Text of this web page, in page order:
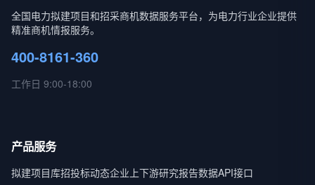
全国电力拟建项目和招采商机数据服务平台，为电力行业企业提供
精准商机情报服务。
400-8161-360
工作日 9:00-18:00
产品服务
拟建项目库招投标动态企业上下游研究报告数据API接口